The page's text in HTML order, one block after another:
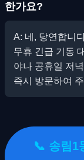
한가요?
A: 네, 당연합니
무휴 긴급 기동
야나 공휴일 저
즉시 방문하여
📞 송림1